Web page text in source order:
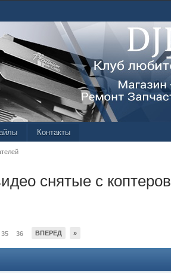
Контакты
снятые с коптеров
35 36 ВПЕРЕД »